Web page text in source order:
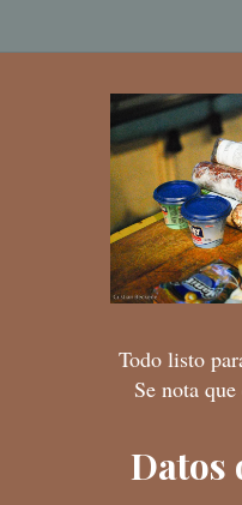
Todo listo
Se nota
Datos